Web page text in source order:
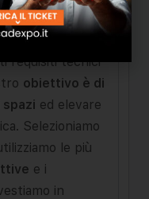
4.0 ci
i cui standard
requisiti tecnici
obiettivo è di
ed elevare
Selezioniamo
le più
e i
in